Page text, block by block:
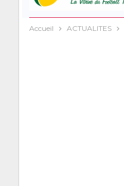
Accueil ACTUALITES